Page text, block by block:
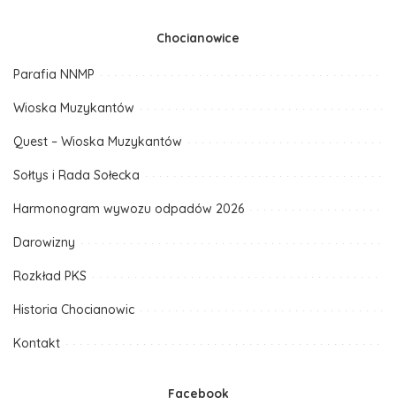
Chocianowice
Parafia NNMP
Wioska Muzykantów
Quest – Wioska Muzykantów
Sołtys i Rada Sołecka
Harmonogram wywozu odpadów 2026
Darowizny
Rozkład PKS
Historia Chocianowic
Kontakt
Facebook